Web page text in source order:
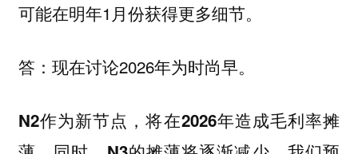
可能在明年1月份获得更多细节。
答： 现在讨论2026年为时尚早。
N2作为新节点，将在2026年造成毛利率摊